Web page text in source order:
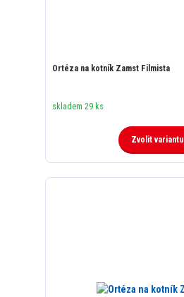
Ortéza na kotník Zamst Filmista
skladem 29 ks
Zvolit variantu